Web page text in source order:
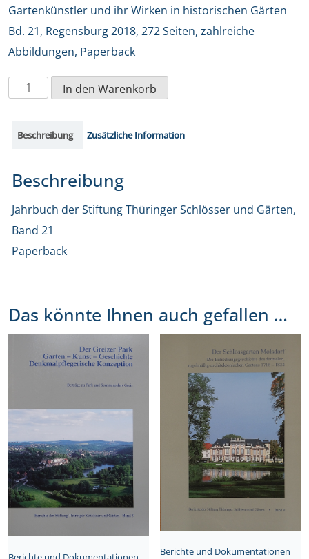
34,95 €19,95 €.
Gartenkünstler und ihr Wirken in historischen Gärten
Bd. 21, Regensburg 2018, 272 Seiten, zahlreiche
Abbildungen, Paperback
Gartenkünstler
historischen
Gärten
Menge
In den Warenkorb
Beschreibung Zusätzliche Information
Beschreibung
Jahrbuch der Stiftung Thüringer Schlösser und Gärten,
Band 21
Paperback
Das könnte Ihnen auch gefallen …
Berichte und Dokumentationen